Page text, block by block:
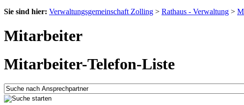
Sie sind hier: Verwaltungsgemeinschaft Zolling > Rathaus - Verwaltung >
Mitarbeiter
Mitarbeiter-Telefon-Liste